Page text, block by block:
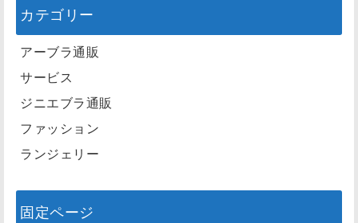
カテゴリー
アーブラ通販
サービス
ジニエブラ通販
ファッション
ランジェリー
固定ページ